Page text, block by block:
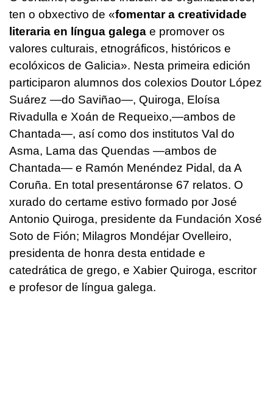
ten o obxectivo de «fomentar a creatividade
literaria en língua galega e promover os
valores culturais, etnográficos, históricos e
ecolóxicos de Galicia». Nesta primeira edición
participaron alumnos dos colexios Doutor López
Suárez —do Saviñao—, Quiroga, Eloísa
Rivadulla e Xoán de Requeixo,—ambos de
Chantada—, así como dos institutos Val do
Asma, Lama das Quendas —ambos de
Chantada— e Ramón Menéndez Pidal, da A
Coruña. En total presentáronse 67 relatos. O
xurado do certame estivo formado por José
Antonio Quiroga, presidente da Fundación Xosé
Soto de Fión; Milagros Mondéjar Ovelleiro,
presidenta de honra desta entidade e
catedrática de grego, e Xabier Quiroga, escritor
e profesor de língua galega.